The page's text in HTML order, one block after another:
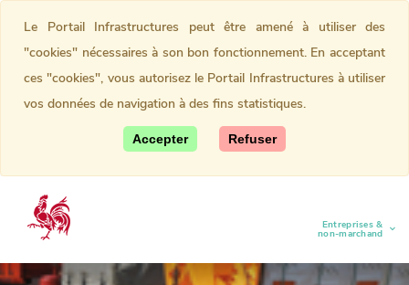
Entreprises &
non-marchand
(current)
Le Portail Infrastructures peut être amené à utiliser des
"cookies" nécessaires à son bon fonctionnement. En acceptant
ces "cookies", vous autorisez le Portail Infrastructures à utiliser
vos données de navigation à des fins statistiques.
Accepter Refuser